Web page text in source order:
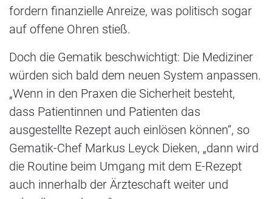
fordern finanzielle Anreize, was politisch sogar
auf offene Ohren stieß.
Doch die Gematik beschwichtigt: Die Mediziner
würden sich bald dem neuen System anpassen.
„Wenn in den Praxen die Sicherheit besteht,
dass Patientinnen und Patienten das
ausgestellte Rezept auch einlösen können“, so
Gematik-Chef Markus Leyck Dieken, „dann wird
die Routine beim Umgang mit dem E-Rezept
auch innerhalb der Ärzteschaft weiter und